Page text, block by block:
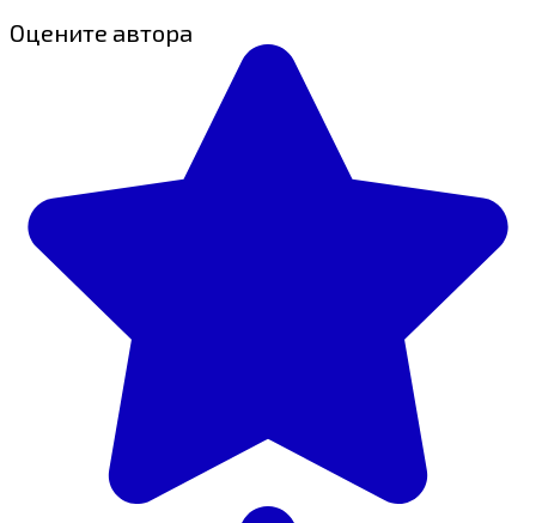
Оцените автора